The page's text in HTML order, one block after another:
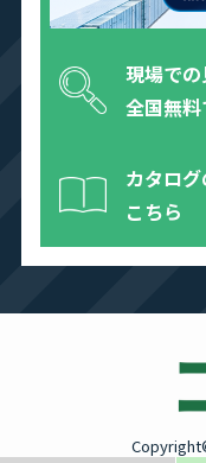
現場で
全国無
カタロ
こちら